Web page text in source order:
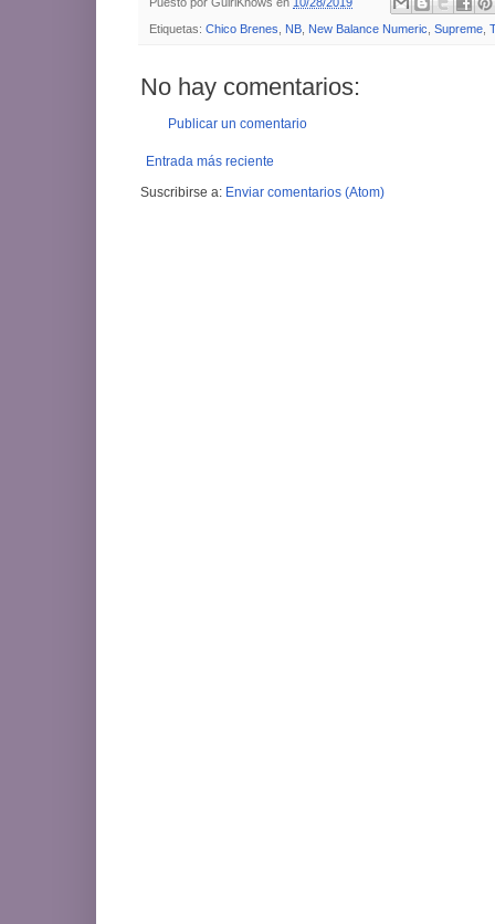
Etiquetas: Chico Brenes NB New Balance Numeric Supreme
No hay comentarios:
Publicar un comentario
Entrada más reciente
Suscribirse a: Enviar comentarios (Atom)